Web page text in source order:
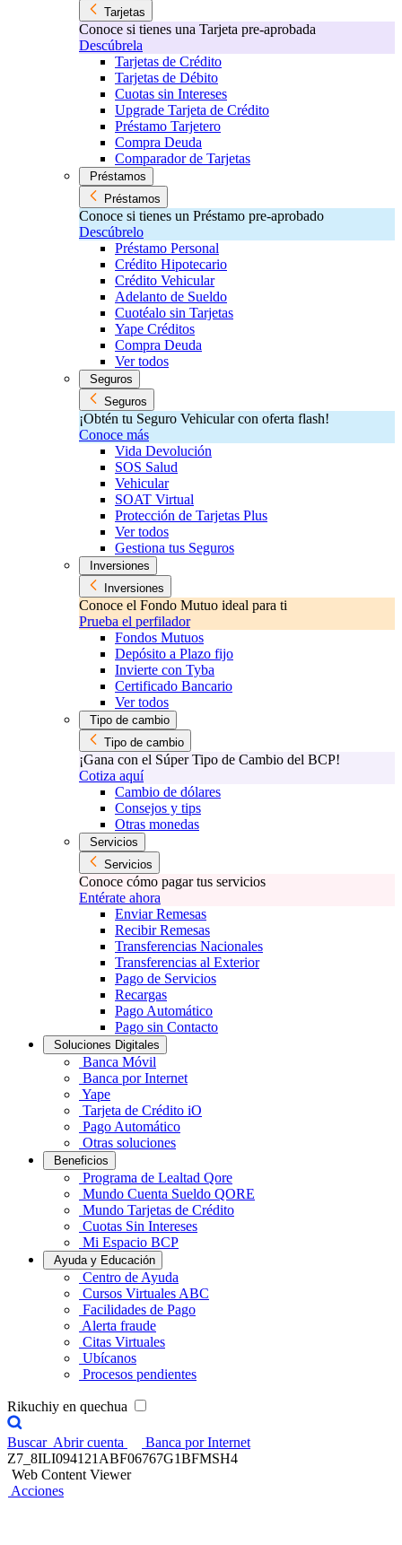
Tarjetas
Conoce si tienes una Tarjeta pre-aprobada
Descúbrela
Tarjetas de Crédito
Tarjetas de Débito
Cuotas sin Intereses
Upgrade Tarjeta de Crédito
Préstamo Tarjetero
Compra Deuda
Comparador de Tarjetas
Préstamos
Préstamos
Conoce si tienes un Préstamo pre-aprobado
Descúbrelo
Préstamo Personal
Crédito Hipotecario
Crédito Vehicular
Adelanto de Sueldo
Cuotéalo sin Tarjetas
Yape Créditos
Compra Deuda
Ver todos
Seguros
Seguros
¡Obtén tu Seguro Vehicular con oferta flash!
Conoce más
Vida Devolución
SOS Salud
Vehicular
SOAT Virtual
Protección de Tarjetas Plus
Ver todos
Gestiona tus Seguros
Inversiones
Inversiones
Conoce el Fondo Mutuo ideal para ti
Prueba el perfilador
Fondos Mutuos
Depósito a Plazo fijo
Invierte con Tyba
Certificado Bancario
Ver todos
Tipo de cambio
Tipo de cambio
¡Gana con el Súper Tipo de Cambio del BCP!
Cotiza aquí
Cambio de dólares
Consejos y tips
Otras monedas
Servicios
Servicios
Conoce cómo pagar tus servicios
Entérate ahora
Enviar Remesas
Recibir Remesas
Transferencias Nacionales
Transferencias al Exterior
Pago de Servicios
Recargas
Pago Automático
Pago sin Contacto
Soluciones Digitales
Banca Móvil
Banca por Internet
Yape
Tarjeta de Crédito iO
Pago Automático
Otras soluciones
Beneficios
Programa de Lealtad Qore
Mundo Cuenta Sueldo QORE
Mundo Tarjetas de Crédito
Cuotas Sin Intereses
Mi Espacio BCP
Ayuda y Educación
Centro de Ayuda
Cursos Virtuales ABC
Facilidades de Pago
Alerta fraude
Citas Virtuales
Ubícanos
Procesos pendientes
Rikuchiy en quechua
Buscar Abrir cuenta
Banca por Internet
Z7_8ILI094121ABF06767G1BFMSH4
Web Content Viewer
Acciones